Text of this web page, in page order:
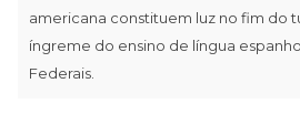
americana constituem luz no fim do
íngreme do ensino de língua
Federais.